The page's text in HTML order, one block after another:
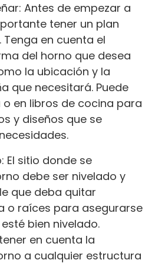
Antes de empezar a
tener un plan
en cuenta el
del horno que desea
la ubicación y la
que necesitará. Puede
en libros de cocina para
y diseños que se
El sitio donde se
debe ser nivelado y
que deba quitar
o raíces para asegurarse
bien nivelado.
en cuenta la
a cualquier estructura